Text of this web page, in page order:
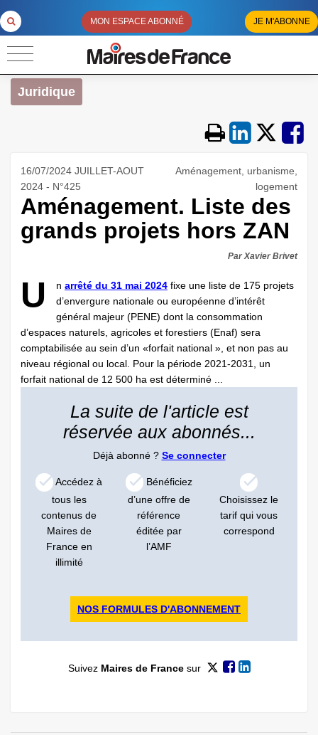
MON ESPACE ABONNÉ JE M'ABONNE
Juridique
16/07/2024 JUILLET-AOUT
2024 - N°425
Aménagement, urbanisme,
logement
Aménagement. Liste des
grands projets hors ZAN
Par Xavier Brivet
U n arrêté du 31 mai 2024 fixe une liste de 175 projets
d’envergure nationale ou européenne d’intérêt
général majeur (PENE) dont la consommation
d’espaces naturels, agricoles et forestiers (Enaf) sera
comptabilisée au sein d’un «forfait national », et non pas au
niveau régional ou local. Pour la période 2021-2031, un
forfait national de 12 500 ha est déterminé ...
La suite de l'article est
réservée aux abonnés...
Déjà abonné ? Se connecter
Accédez à
tous les
contenus de
Maires de
France en
illimité
Bénéficiez
d’une offre de
référence
éditée par
l’AMF
Choisissez le
tarif qui vous
correspond
NOS FORMULES D'ABONNEMENT
Suivez Maires de Francesur